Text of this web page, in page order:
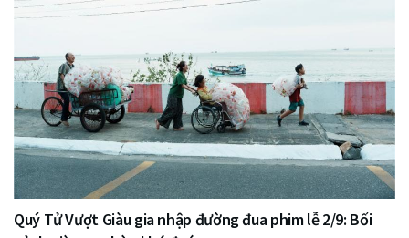
Quý Tử Vượt Giàu gia nhập đường đua phim lễ 2/9: Bối